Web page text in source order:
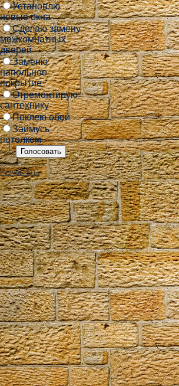
Установлю
новые окна
Сделаю замену
межкомнатных
дверей
Заменю
напольное
покрытие
Отремонтирую
сантехнику
Поклею обои
Займусь
потолком
Результаты